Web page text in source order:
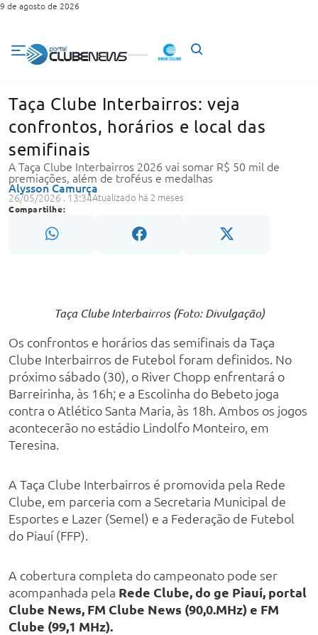
9 de agosto de 2026
Taça Clube Interbairros: veja
confrontos, horários e local das
semifinais
A Taça Clube Interbairros 2026 vai somar R$ 50 mil de
premiações, além de troféus e medalhas
Alysson Camurça
26/05/2026 . 13:34Atualizado há 2 meses
Compartilhe:
Taça Clube Interbairros (Foto: Divulgação)
Os confrontos e horários das semifinais da Taça
Clube Interbairros de Futebol foram definidos. No
próximo sábado (30), o River Chopp enfrentará o
Barreirinha, às 16h; e a Escolinha do Bebeto joga
contra o Atlético Santa Maria, às 18h. Ambos os jogos
acontecerão no estádio Lindolfo Monteiro, em
Teresina.
A Taça Clube Interbairros é promovida pela Rede
Clube, em parceria com a Secretaria Municipal de
Esportes e Lazer (Semel) e a Federação de Futebol
do Piauí (FFP).
A cobertura completa do campeonato pode ser
acompanhada pela Rede Clube, do ge Piauí, portal
Clube News, FM Clube News (90,0.MHz) e FM
Clube (99,1 MHz).